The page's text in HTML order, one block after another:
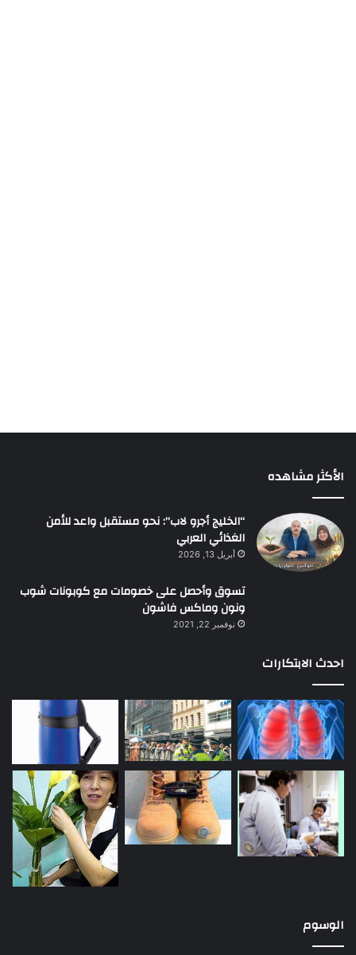
الأكثر مشاهده
“الخليج أجرو لاب”: نحو مستقبل واعد للأمن
الغذائي العربي
أبريل 13, 2026
تسوق وأحصل على خصومات مع كوبونات شوب
ونون وماكس فاشون
نوفمبر 22, 2021
احدث الابتكارات
الوسوم